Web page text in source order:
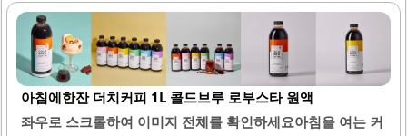
피로 내릴 때 향이 좋고 맛이 우수하여 아침마다 즐기기에 적
합합니다.원두는 신선하게 볶아져 배송되며, 고소한 향이 커
피의 풍미를 더욱 돋보이게 합니다. 수달리커피는 빠른 배송
과 함께 고객의 만족도를 높이는 데 중점을 두고 있습니다. 이
커피는 다양한 커피 애호가들 사이에서 인기를 끌고 있으며,
아침에한잔 더치커피 1L 콜드브루 로부스타 원액
좌우로 스크롤하여 이미지 전체를 확인하세요아침을 여는 커